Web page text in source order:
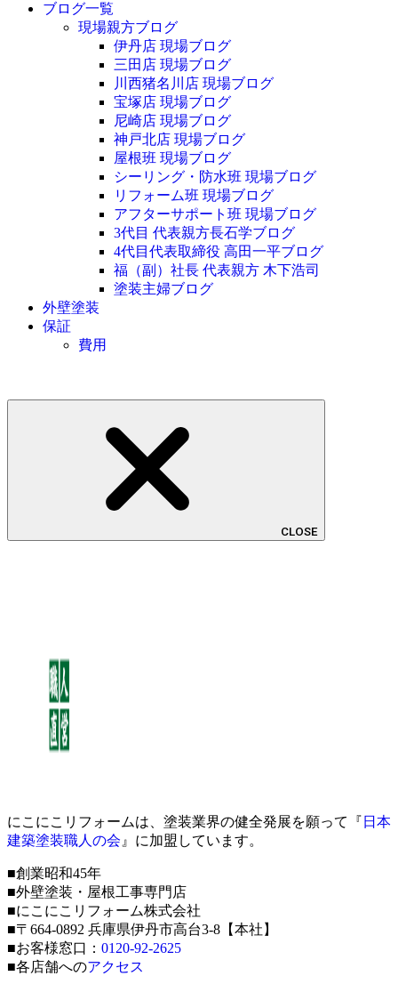
ブログ一覧
現場親方ブログ
伊丹店 現場ブログ
三田店 現場ブログ
川西猪名川店 現場ブログ
宝塚店 現場ブログ
尼崎店 現場ブログ
神戸北店 現場ブログ
屋根班 現場ブログ
シーリング・防水班 現場ブログ
リフォーム班 現場ブログ
アフターサポート班 現場ブログ
3代目 代表親方長石学ブログ
4代目代表取締役 高田一平ブログ
福（副）社長 代表親方 木下浩司
塗装主婦ブログ
外壁塗装
保証
費用
CLOSE
にこにこリフォームは、塗装業界の健全発展を願って『 日本
建築塗装職人の会 』に加盟しています。
■創業昭和45年
■外壁塗装・屋根工事専門店
■にこにこリフォーム株式会社
■〒664-0892 兵庫県伊丹市高台3-8【本社】
■お客様窓口： 0120-92-2625
■各店舗へのアクセス